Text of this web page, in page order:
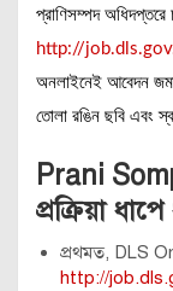
প্রাণিসম্পদ
http://
অনলাইনেই আবেদন
তোলা রঙিন ছবি এবং
Prani
প্রক্রিয়া
প্রথমত, DLS
http://